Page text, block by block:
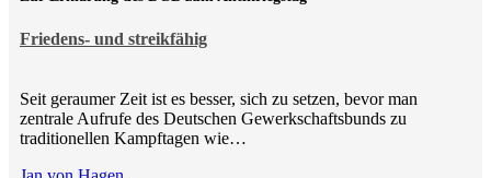
Friedens- und streikfähig
Seit geraumer Zeit ist es besser, sich zu setzen, bevor man
zentrale Aufrufe des Deutschen Gewerkschaftsbunds zu
traditionellen Kampftagen wie…